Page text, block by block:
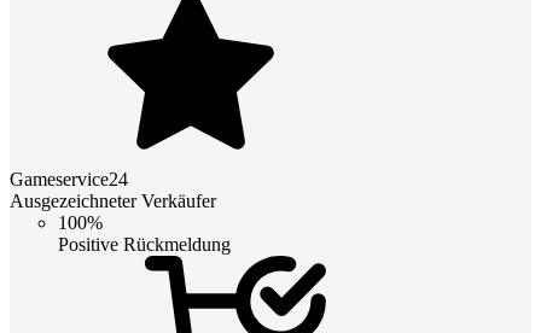
Gameservice24
Ausgezeichneter Verkäufer
100%
Positive Rückmeldung